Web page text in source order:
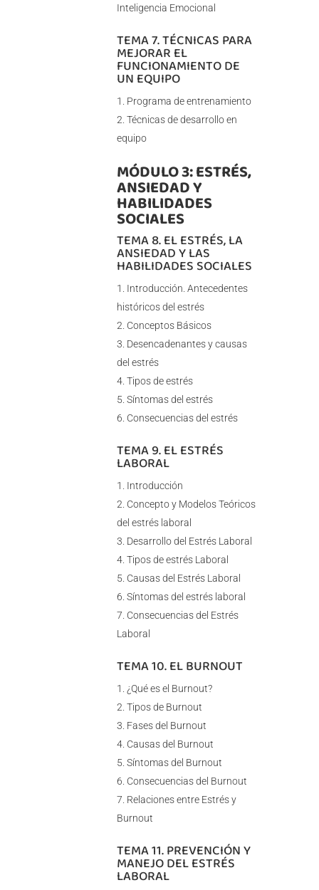
Inteligencia Emocional
TEMA 7. TÉCNICAS PARA
MEJORAR EL
FUNCIONAMIENTO DE
UN EQUIPO
Programa de entrenamiento
Técnicas de desarrollo en
equipo
MÓDULO 3: ESTRÉS,
ANSIEDAD Y
HABILIDADES
SOCIALES
TEMA 8. EL ESTRÉS, LA
ANSIEDAD Y LAS
HABILIDADES SOCIALES
Introducción. Antecedentes
históricos del estrés
Conceptos Básicos
Desencadenantes y causas
del estrés
Tipos de estrés
Síntomas del estrés
Consecuencias del estrés
TEMA 9. EL ESTRÉS
LABORAL
Introducción
Concepto y Modelos Teóricos
del estrés laboral
Desarrollo del Estrés Laboral
Tipos de estrés Laboral
Causas del Estrés Laboral
Síntomas del estrés laboral
Consecuencias del Estrés
Laboral
TEMA 10. EL BURNOUT
¿Qué es el Burnout?
Tipos de Burnout
Fases del Burnout
Causas del Burnout
Síntomas del Burnout
Consecuencias del Burnout
Relaciones entre Estrés y
Burnout
TEMA 11. PREVENCIÓN Y
MANEJO DEL ESTRÉS
LABORAL